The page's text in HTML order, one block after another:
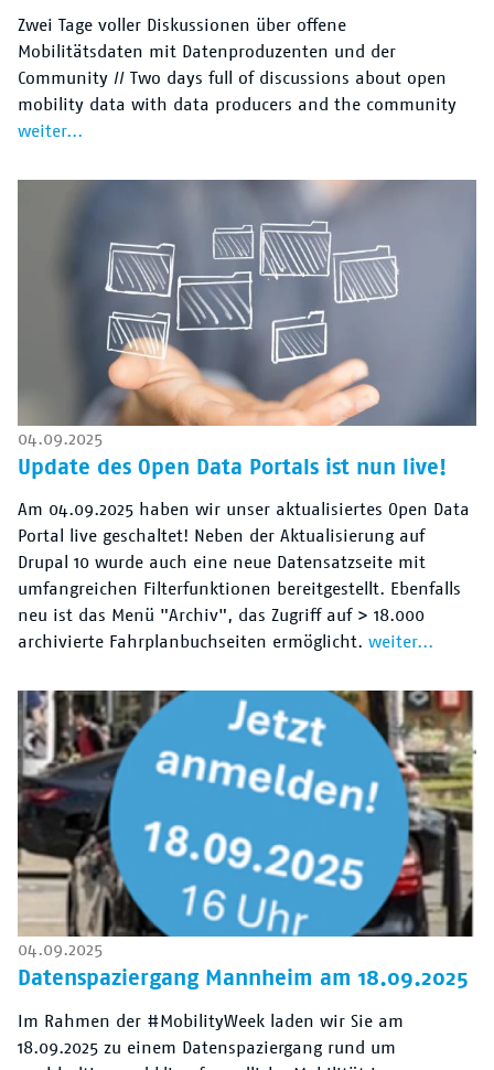
Zwei Tage voller Diskussionen über offene
Mobilitätsdaten mit Datenproduzenten und der
Community // Two days full of discussions about open
mobility data with data producers and the community
weiter...
04.09.2025
Update des Open Data Portals ist nun live!
Am 04.09.2025 haben wir unser aktualisiertes Open Data
Portal live geschaltet! Neben der Aktualisierung auf
Drupal 10 wurde auch eine neue Datensatzseite mit
umfangreichen Filterfunktionen bereitgestellt. Ebenfalls
neu ist das Menü "Archiv", das Zugriff auf > 18.000
archivierte Fahrplanbuchseiten ermöglicht. weiter...
04.09.2025
Datenspaziergang Mannheim am 18.09.2025
Im Rahmen der #MobilityWeek laden wir Sie am
18.09.2025 zu einem Datenspaziergang rund um